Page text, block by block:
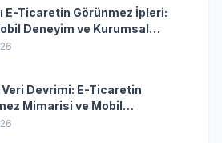
E-Ticaretin Görünmez İpleri:
Deneyim ve Kurumsal
Kazandıran Senkronizasyonu
Devrimi: E-Ticaretin
Mimarisi ve Mobil
Kurumsal Anahtarı